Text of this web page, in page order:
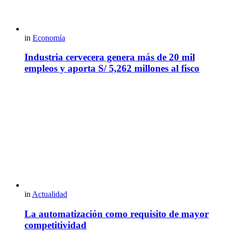
in Economía
Industria cervecera genera más de 20 mil
empleos y aporta S/ 5,262 millones al fisco
in Actualidad
La automatización como requisito de mayor
competitividad